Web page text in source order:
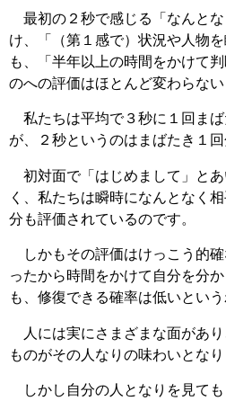
最初の２秒で感じる「なんと
け、「（第１感で）状況や人物
も、「半年以上の時間をかけて
のへの評価はほとんど変わらない
私たちは平均で３秒に１回ま
が、２秒というのはまばたき１回
初対面で「はじめまして」と
く、私たちは瞬時になんとなく
分も評価されているのです。
しかもその評価はけっこう的
ったから時間をかけて自分を分
も、修復できる確率は低いという
人には実にさまざまな面があ
ものがその人なりの味わいとなり
しかし自分の人となりを見て